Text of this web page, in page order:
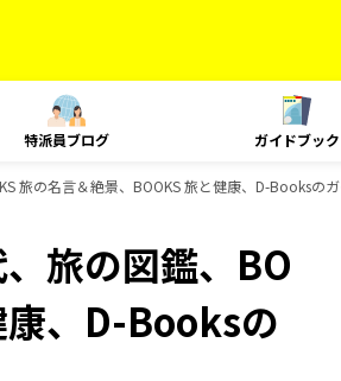
特派員ブログ ガイドブック
旅の名言＆絶景、BOOKS 旅と健康、D-Booksの
旅の図鑑、BO
康、D-Booksの